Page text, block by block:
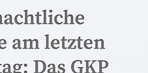
am letzten
Das GKP